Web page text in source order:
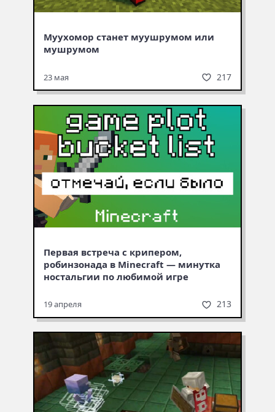
Муухомор станет муушрумом или
мушрумом
23 мая 217
Первая встреча с крипером,
робинзонада в Minecraft — минутка
ностальгии по любимой игре
19 апреля 213